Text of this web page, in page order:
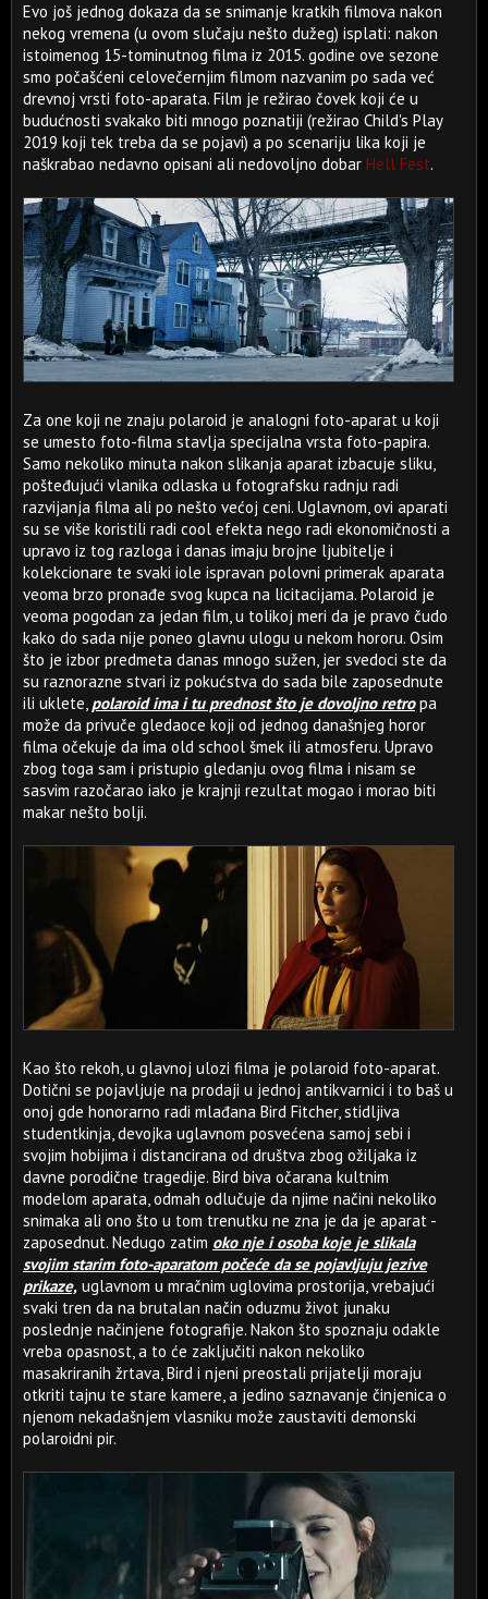
Evo još jednog dokaza da se snimanje kratkih filmova nakon
nekog vremena (u ovom slučaju nešto dužeg) isplati: nakon
istoimenog 15-tominutnog filma iz 2015. godine ove sezone
smo počašćeni celovečernjim filmom nazvanim po sada već
drevnoj vrsti foto-aparata. Film je režirao čovek koji će u
budućnosti svakako biti mnogo poznatiji (režirao Child's Play
2019 koji tek treba da se pojavi) a po scenariju lika koji je
naškrabao nedavno opisani ali nedovoljno dobar Hell Fest.
Za one koji ne znaju polaroid je analogni foto-aparat u koji
se umesto foto-filma stavlja specijalna vrsta foto-papira.
Samo nekoliko minuta nakon slikanja aparat izbacuje sliku,
pošteđujući vlanika odlaska u fotografsku radnju radi
razvijanja filma ali po nešto većoj ceni. Uglavnom, ovi aparati
su se više koristili radi cool efekta nego radi ekonomičnosti a
upravo iz tog razloga i danas imaju brojne ljubitelje i
kolekcionare te svaki iole ispravan polovni primerak aparata
veoma brzo pronađe svog kupca na licitacijama. Polaroid je
veoma pogodan za jedan film, u tolikoj meri da je pravo čudo
kako do sada nije poneo glavnu ulogu u nekom hororu. Osim
što je izbor predmeta danas mnogo sužen, jer svedoci ste da
su raznorazne stvari iz pokućstva do sada bile zaposednute
ili uklete, polaroid ima i tu prednost što je dovoljno retropa
može da privuče gledaoce koji od jednog današnjeg horor
filma očekuje da ima old school šmek ili atmosferu. Upravo
zbog toga sam i pristupio gledanju ovog filma i nisam se
sasvim razočarao iako je krajnji rezultat mogao i morao biti
makar nešto bolji.
Kao što rekoh, u glavnoj ulozi filma je polaroid foto-aparat.
Dotični se pojavljuje na prodaji u jednoj antikvarnici i to baš u
onoj gde honorarno radi mlađana Bird Fitcher, stidljiva
studentkinja, devojka uglavnom posvećena samoj sebi i
svojim hobijima i distancirana od društva zbog ožiljaka iz
davne porodične tragedije. Bird biva očarana kultnim
modelom aparata, odmah odlučuje da njime načini nekoliko
snimaka ali ono što u tom trenutku ne zna je da je aparat -
zaposednut. Nedugo zatim oko nje i osoba koje je slikala
svojim starim foto-aparatom počeće da se pojavljuju jezive
prikaze, uglavnom u mračnim uglovima prostorija, vrebajući
svaki tren da na brutalan način oduzmu život junaku
poslednje načinjene fotografije. Nakon što spoznaju odakle
vreba opasnost, a to će zaključiti nakon nekoliko
masakriranih žrtava, Bird i njeni preostali prijatelji moraju
otkriti tajnu te stare kamere, a jedino saznavanje činjenica o
njenom nekadašnjem vlasniku može zaustaviti demonski
polaroidni pir.